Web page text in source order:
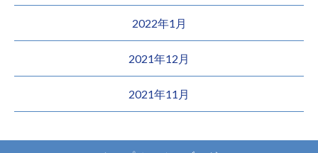
2022年1月
2021年12月
2021年11月